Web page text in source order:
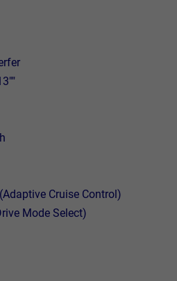
Cruise Control)
Mode Select)